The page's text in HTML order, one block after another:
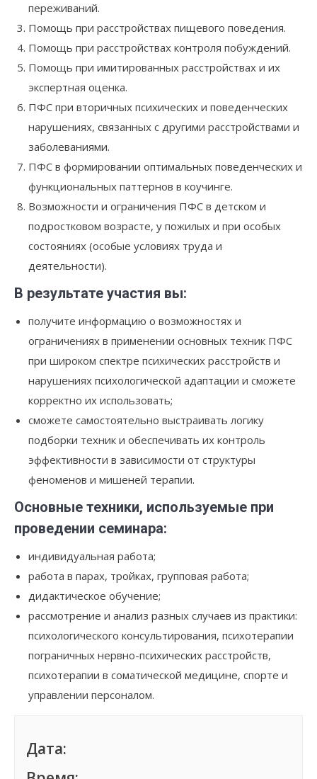
переживаний.
Помощь при расстройствах пищевого поведения.
Помощь при расстройствах контроля побуждений.
Помощь при имитированных расстройствах и их
экспертная оценка.
ПФС при вторичных психических и поведенческих
нарушениях, связанных с другими расстройствами и
заболеваниями.
ПФС в формировании оптимальных поведенческих и
функциональных паттернов в коучинге.
Возможности и ограничения ПФС в детском и
подростковом возрасте, у пожилых и при особых
состояниях (особые условиях труда и
деятельности).
В результате участия вы:
получите информацию о возможностях и
ограничениях в применении основных техник ПФС
при широком спектре психических расстройств и
нарушениях психологической адаптации и сможете
корректно их использовать;
сможете самостоятельно выстраивать логику
подборки техник и обеспечивать их контроль
эффективности в зависимости от структуры
феноменов и мишеней терапии.
Основные техники, используемые при
проведении семинара:
индивидуальная работа;
работа в парах, тройках, групповая работа;
дидактическое обучение;
рассмотрение и анализ разных случаев из практики:
психологического консультирования, психотерапии
пограничных нервно-психических расстройств,
психотерапии в соматической медицине, спорте и
управлении персоналом.
Дата: